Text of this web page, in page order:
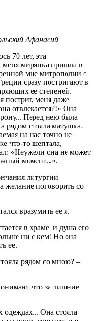
Афанасий
70 лет, эта
меня мирянка пришла в
мне митрополии с
сразу постригают в
ее степеней.
постриг, меня даже
отвлекается?!» Она
Перед нею была
рядом стояла матушка-
на нас точно не
что-то шептала,
«Неужели она не может
момент...».
литургии
желание поговорить со
вразумить ее я.
в храме, и душа его
ни с кем! Но она
ее.
рядом со мною? –
что за лишние
Она стояла